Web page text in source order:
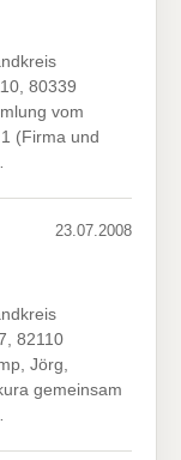
80339
vom
(Firma und
23.07.2008
82110
Jörg,
gemeinsam